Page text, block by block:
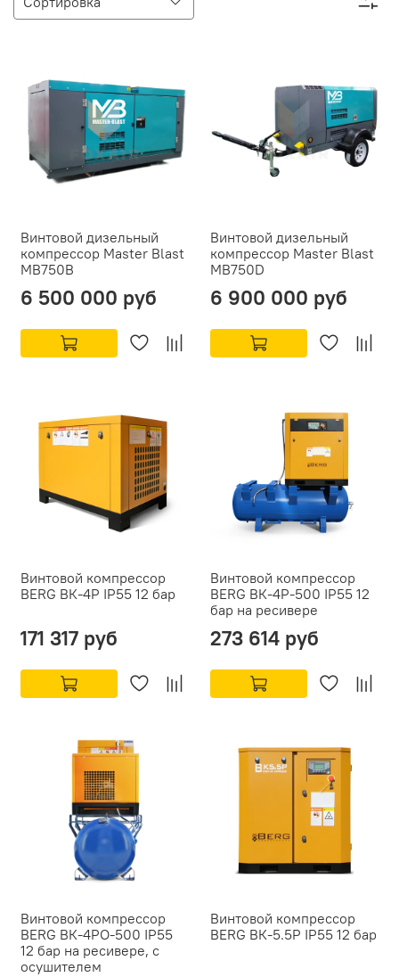
Винтовой дизельный
компрессор Master Blast
MB750B
6 500 000 руб
Винтовой дизельный
компрессор Master Blast
MB750D
6 900 000 руб
Винтовой компрессор
BERG ВК-4Р IP55 12 бар
171 317 руб
Винтовой компрессор
BERG ВК-4Р-500 IP55 12
бар на ресивере
273 614 руб
Винтовой компрессор
BERG ВК-4РО-500 IP55
12 бар на ресивере, с
осушителем
Винтовой компрессор
BERG ВК-5.5Р IP55 12 бар